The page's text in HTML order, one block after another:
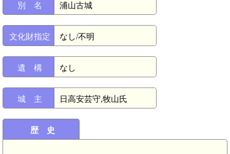
別 名 浦山古城
文化財指定 なし/不明
遺 構 なし
城 主 日高安芸守,牧山氏
歴 史